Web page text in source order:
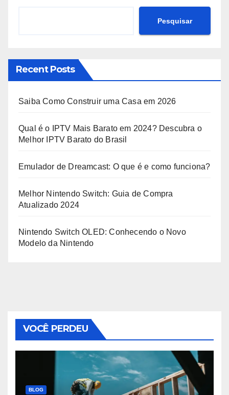
Pesquisar
Recent Posts
Saiba Como Construir uma Casa em 2026
Qual é o IPTV Mais Barato em 2024? Descubra o
Melhor IPTV Barato do Brasil
Emulador de Dreamcast: O que é e como funciona?
Melhor Nintendo Switch: Guia de Compra
Atualizado 2024
Nintendo Switch OLED: Conhecendo o Novo
Modelo da Nintendo
VOCÊ PERDEU
BLOG